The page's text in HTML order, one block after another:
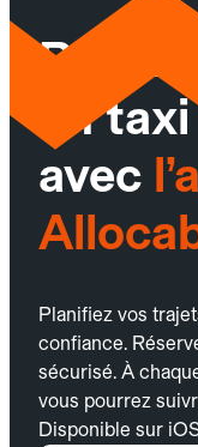
un
avec
Planifiez vos
confiance.
sécurisé. À
vous pourrez
Disponible sur